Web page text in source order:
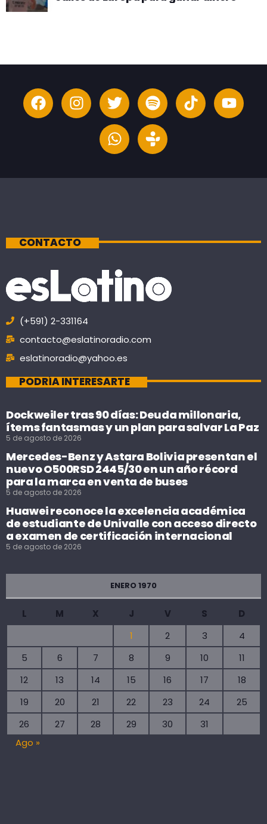
CONTACTO
(+591) 2-331164
contacto@eslatinoradio.com
eslatinoradio@yahoo.es
PODRÍA INTERESARTE
Dockweiler tras 90 días: Deuda millonaria,
ítems fantasmas y un plan para salvar La Paz
5 de agosto de 2026
Mercedes-Benz y Astara Bolivia presentan el
nuevo O500RSD 2445/30 en un año récord
para la marca en venta de buses
5 de agosto de 2026
Huawei reconoce la excelencia académica
de estudiante de Univalle con acceso directo
a examen de certificación internacional
5 de agosto de 2026
ENERO 1970
L M X J V S
D
1
2 3
4
5
6 7 8 9 10
11
12
13 14 15 16 17
18
19
20 21 22 23 24
25
26
27 28 29 30
31
Ago »